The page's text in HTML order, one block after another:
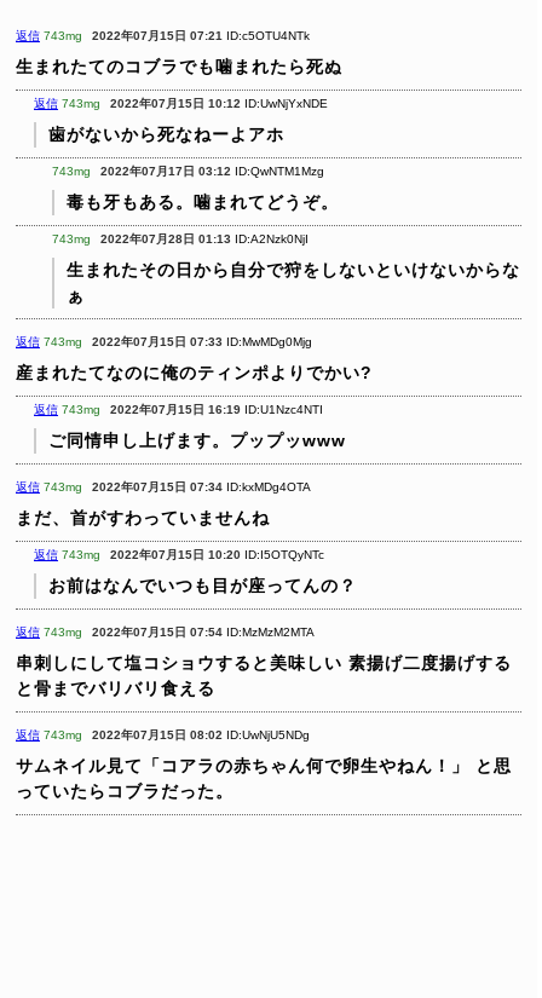
返信 743mg 2022年07月15日 07:21 ID:c5OTU4NTk
生まれたてのコブラでも噛まれたら死ぬ
返信 743mg 2022年07月15日 10:12 ID:UwNjYxNDE
歯がないから死なねーよアホ
743mg 2022年07月17日 03:12 ID:QwNTM1Mzg
毒も牙もある。噛まれてどうぞ。
743mg 2022年07月28日 01:13 ID:A2Nzk0NjI
生まれたその日から自分で狩をしないといけないからな
ぁ
返信 743mg 2022年07月15日 07:33 ID:MwMDg0Mjg
産まれたてなのに俺のティンポよりでかい?
返信 743mg 2022年07月15日 16:19 ID:U1Nzc4NTI
ご同情申し上げます。プップッwww
返信 743mg 2022年07月15日 07:34 ID:kxMDg4OTA
まだ、首がすわっていませんね
返信 743mg 2022年07月15日 10:20 ID:I5OTQyNTc
お前はなんでいつも目が座ってんの？
返信 743mg 2022年07月15日 07:54 ID:MzMzM2MTA
串刺しにして塩コショウすると美味しい 素揚げ二度揚げする
と骨までバリバリ食える
返信 743mg 2022年07月15日 08:02 ID:UwNjU5NDg
サムネイル見て「コアラの赤ちゃん何で卵生やねん！」
と思
っていたらコブラだった。